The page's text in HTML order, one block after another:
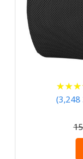
★★★
★★★
(3,248